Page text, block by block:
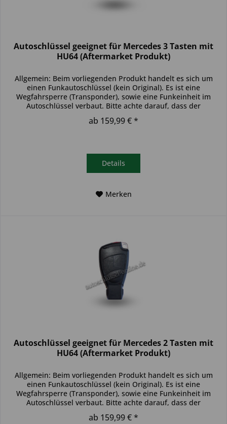
Autoschlüssel geeignet für Mercedes 3 Tasten mit
HU64 (Aftermarket Produkt)
Allgemein: Beim vorliegenden Produkt handelt es sich um
einen Funkautoschlüssel (kein Original). Es ist eine
Wegfahrsperre (Transponder), sowie eine Funkeinheit im
Autoschlüssel verbaut. Bitte achte darauf, dass der
Autoschlüssel deinem...
ab 159,99 € *
Details
Merken
Autoschlüssel geeignet für Mercedes 2 Tasten mit
HU64 (Aftermarket Produkt)
Allgemein: Beim vorliegenden Produkt handelt es sich um
einen Funkautoschlüssel (kein Original). Es ist eine
Wegfahrsperre (Transponder), sowie eine Funkeinheit im
Autoschlüssel verbaut. Bitte achte darauf, dass der
Autoschlüssel deinem...
ab 159,99 € *